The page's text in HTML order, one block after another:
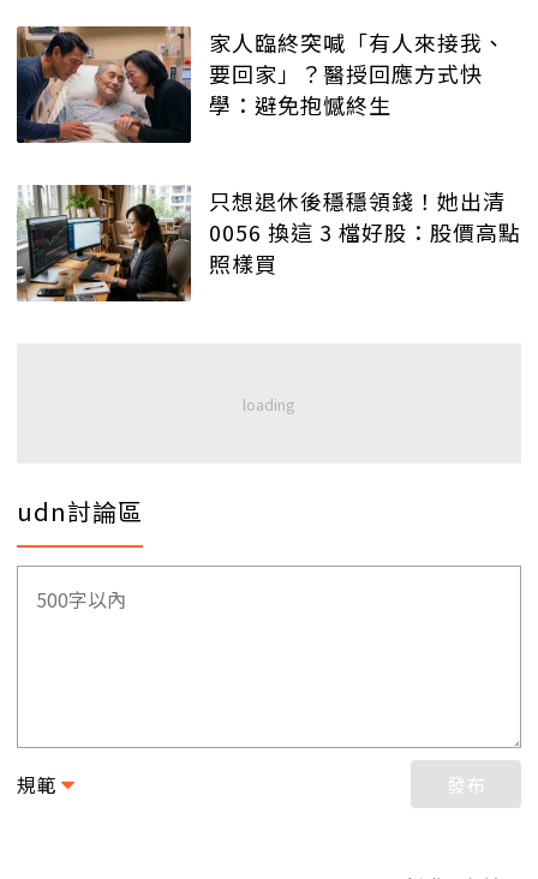
家人臨終突喊「有人來接我、
要回家」？醫授回應方式快
學：避免抱憾終生
只想退休後穩穩領錢！她出清
0056 換這 3 檔好股：股價高點
照樣買
udn討論區
規範 發布